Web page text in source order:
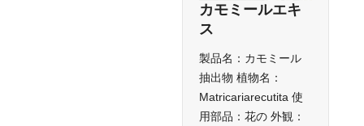
カモミールエキ
ス
製品名：カモミール
抽出物 植物名：
Matricariarecutita 使
用部品：花の 外観：